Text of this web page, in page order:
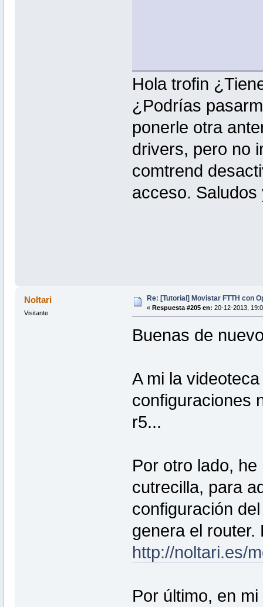
Hola trofin
¿Podrías
ponerle otra
drivers, pero no
comtrend
acceso.
Noltari
Visitante
Re: [Tutorial] Movistar FTTH con
« Respuesta #205 en: 20-12-2013,
Buenas de
A mi la
configuraciones
r5...
Por otro lado,
cutrecilla, para
configuración
genera el router.
http://noltari.es/
Por último, en